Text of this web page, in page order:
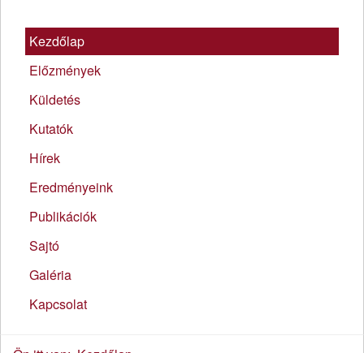
Kezdőlap
Előzmények
Küldetés
Kutatók
Hírek
Eredményeink
Publikációk
Sajtó
Galéria
Kapcsolat